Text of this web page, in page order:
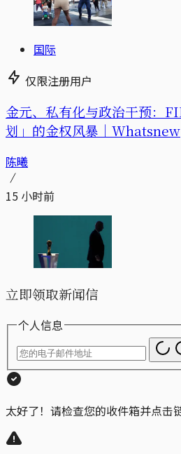
国际
仅限注册用户
金元、私有化与政治干预：
划」的金权风暴｜Whatsnew
陈曦
15 小时前
立即领取新闻信
个人信息
太好了！请检查您的收件箱并点击